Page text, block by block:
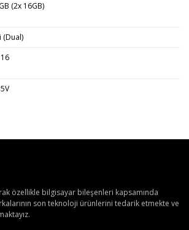
(2x 16GB)
(Dual)
özellikle bilgisayar bileşenleri kapsamında
son teknoloji ürünlerini tedarik etmekte ve